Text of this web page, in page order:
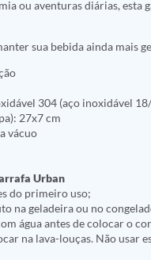
ou aventuras diárias, esta
sua bebida ainda mais
304 (aço inoxidável
27x7 cm
vácuo
Urban
do primeiro uso;
na geladeira ou no
água antes de colocar o
na lava-louças. Não usar